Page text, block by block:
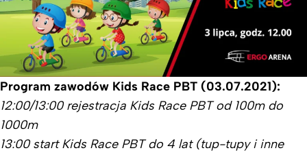
Program zawodów Kids Race PBT (03.07.2021):
12:00/13:00 rejestracja Kids Race PBT od 100m do
1000m
13:00 start Kids Race PBT do 4 lat (tup-tupy i inne